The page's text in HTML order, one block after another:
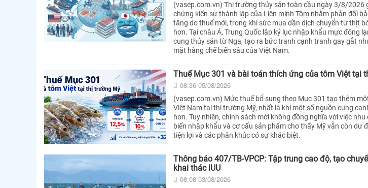
(vasep.com.vn) Thị trường thủy sản toàn cầu ngày 3/8/2026
chứng kiến sự thành lập của Liên minh Tôm nhằm phản đối
tăng do thuế mới, trong khi sức mua dần dịch chuyển từ thịt
hơn. Tại châu Á, Trung Quốc lập kỷ lục nhập khẩu mực đông
cung thủy sản từ Nga, tạo ra bức tranh cạnh tranh gay gắt
mặt hàng chế biến sâu của Việt Nam.
Thuế Mục 301 và bài toán thích ứng của tôm Việt tại
08:36 05/08/2026
(vasep.com.vn) Mức thuế bổ sung theo Mục 301 tạo thêm
Việt Nam tại thị trường Mỹ, nhất là khi một số nguồn cung
hơn. Tuy nhiên, chính sách mới không đồng nghĩa với việc
biến nhập khẩu và cơ cấu sản phẩm cho thấy Mỹ vẫn còn dư
tiện lợi và các phân khúc có sự khác biệt.
Thông báo 407/TB-VPCP: Tập trung cao độ, tạo
khai thác IUU
08:08 03/08/2026